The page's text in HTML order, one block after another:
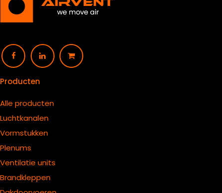
Producten
Alle producten
Luchtkanalen
Vormstukken
Plenums
Ventilatie units
Brandkleppen